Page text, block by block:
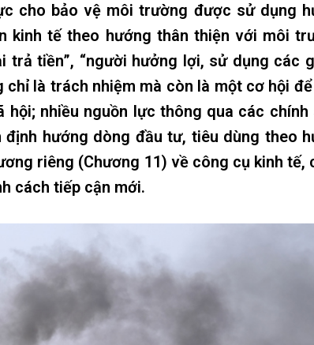
cho bảo vệ môi trường được sử dụng
kinh tế theo hướng thân thiện với môi
trả tiền”, “người hưởng lợi, sử dụng các
là trách nhiệm mà còn là một cơ hội
nhiều nguồn lực thông qua các chính
hướng dòng đầu tư, tiêu dùng theo
riêng (Chương 11) về công cụ kinh tế,
cách tiếp cận mới.